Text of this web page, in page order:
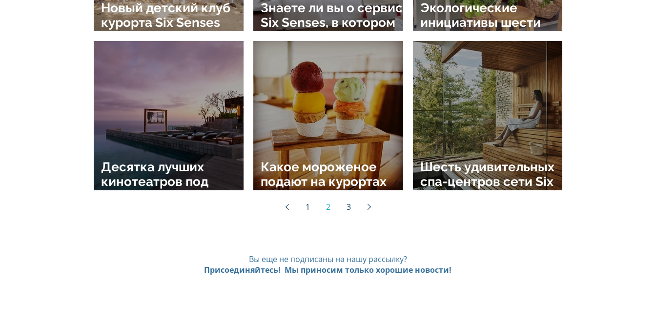
Новый детский клуб
курорта Six Senses
Ninh Van Bay во
Знаете ли вы о сервисе
Six Senses, в котором
не бывает мелочей
Экологические
инициативы шести
удивительных
лабораторий Earth Lab
курортов Six Senses
Hotels Resorts
Десятка лучших
кинотеатров под
Какое мороженое
подают на курортах
Шесть удивительных
спа-центров сети Six
1 2 3
Вы еще не подписаны на нашу рассылку?
Присоединяйтесь! Мы приносим только хорошие новости!